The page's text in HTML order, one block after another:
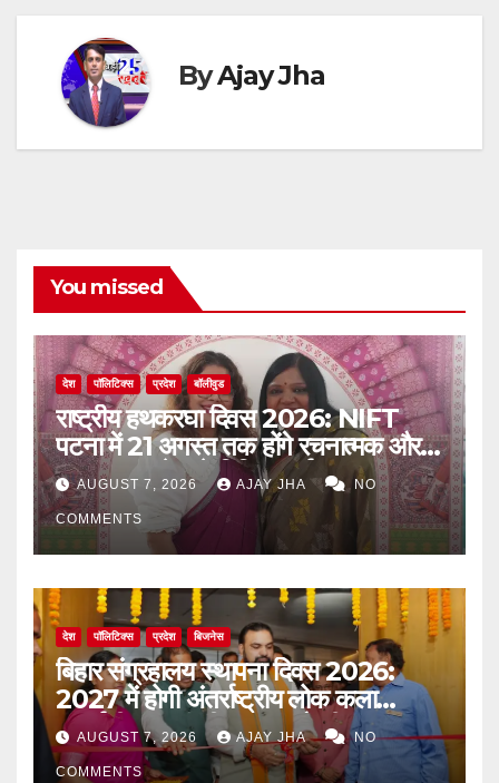
ByAjay Jha
You missed
देश पॉलिटिक्स प्रदेश बॉलीवुड
राष्ट्रीय हथकरघा दिवस 2026: NIFT
पटना में 21 अगस्त तक होंगे रचनात्मक और
जागरूकता से जुड़े विविध कार्यक्रम
AUGUST 7, 2026 AJAY JHA NO
COMMENTS
देश पॉलिटिक्स प्रदेश बिजनेस
बिहार संग्रहालय स्थापना दिवस 2026:
2027 में होगी अंतर्राष्ट्रीय लोक कला
प्रदर्शनी, मुख्यमंत्री सम्राट चौधरी का बड़ा
ऐलान
AUGUST 7, 2026 AJAY JHA NO
COMMENTS